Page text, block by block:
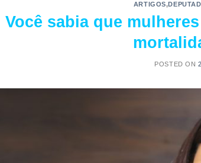
ARTIGOS,
Você sabia que
POSTED ON